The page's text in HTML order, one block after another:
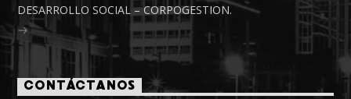
DESARROLLO SOCIAL – CORPOGESTION.
CONTÁCTANOS